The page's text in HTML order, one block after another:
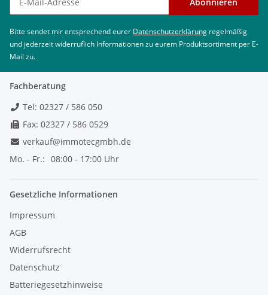
Bitte sendet mir entsprechend eurer Datenschutzerklärung regelmäßig
und jederzeit widerruflich Informationen zu eurem Produktsortiment per E-
Mail zu.
Fachberatung
Tel: 02327 / 586 050
Fax: 02327 / 586 0529
verkauf@immotecgmbh.de
Mo. - Fr.: 08:00 - 17:00 Uhr
Gesetzliche Informationen
Impressum
AGB
Widerrufsrecht
Datenschutz
Batteriegesetzhinweise